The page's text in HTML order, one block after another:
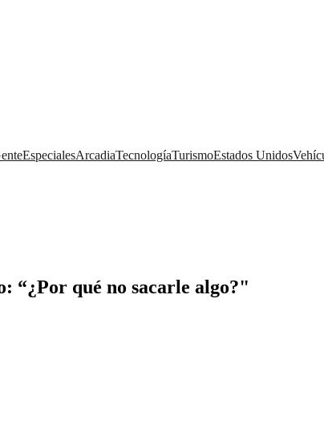
EspecialesArcadiaTecnologíaTurismoEstados Unidos
“¿Por qué no sacarle algo?"